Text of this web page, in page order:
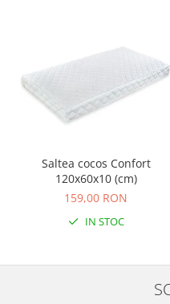
Saltea cocos Confort
120x60x10 (cm)
159,00 RON
IN STOC